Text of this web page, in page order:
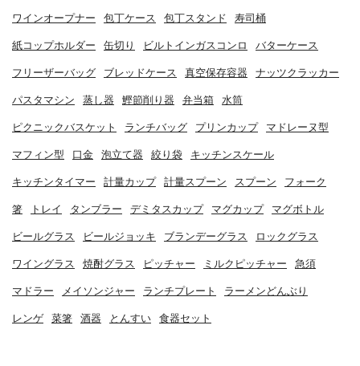
ワインオープナー 包丁ケース 包丁スタンド 寿司桶
紙コップホルダー 缶切り ビルトインガスコンロ バターケース
フリーザーバッグ ブレッドケース 真空保存容器 ナッツクラッカー
パスタマシン 蒸し器 鰹節削り器 弁当箱 水筒
ピクニックバスケット ランチバッグ プリンカップ マドレーヌ型
マフィン型 口金 泡立て器 絞り袋 キッチンスケール
キッチンタイマー 計量カップ 計量スプーン スプーン フォーク
箸 トレイ タンブラー デミタスカップ マグカップ マグボトル
ビールグラス ビールジョッキ ブランデーグラス ロックグラス
ワイングラス 焼酎グラス ピッチャー ミルクピッチャー 急須
マドラー メイソンジャー ランチプレート ラーメンどんぶり
レンゲ 菜箸 酒器 とんすい 食器セット